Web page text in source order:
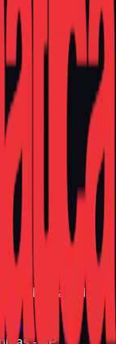
18h | Sáb. das